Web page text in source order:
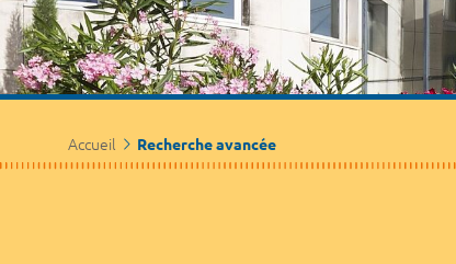
Accueil Recherche avancée